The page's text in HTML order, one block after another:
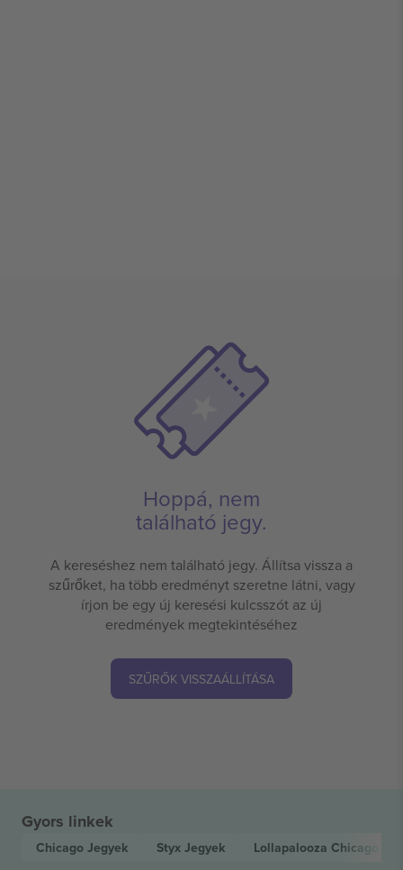
Hoppá, nem
található jegy.
A kereséshez nem található jegy. Állítsa vissza a
szűrőket, ha több eredményt szeretne látni, vagy
írjon be egy új keresési kulcsszót az új
eredmények megtekintéséhez
SZŰRŐK VISSZAÁLLÍTÁSA
Gyors linkek
Chicago Jegyek Styx Jegyek Lollapalooza Chicago